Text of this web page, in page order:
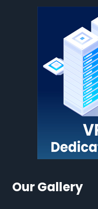
Our Gallery